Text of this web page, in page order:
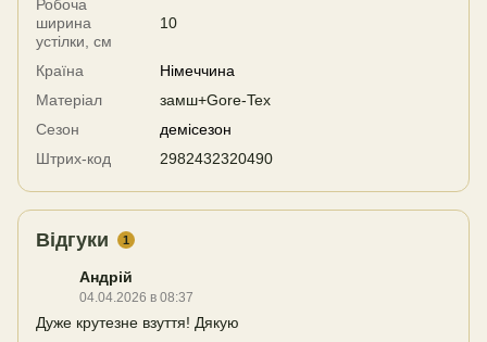
Робоча
ширина
устілки, см
10
Країна
Німеччина
Матеріал
замш+Gore-Tex
Сезон
демісезон
Штрих-код
2982432320490
Відгуки 1
Андрій
04.04.2026 в 08:37
Дуже крутезне взуття! Дякую